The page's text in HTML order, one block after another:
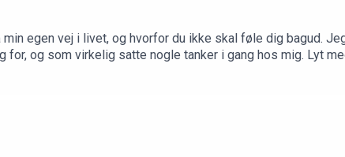
egen vej i livet, og hvorfor du ikke skal føle dig bagud.
og som virkelig satte nogle tanker i gang hos mig. Lyt